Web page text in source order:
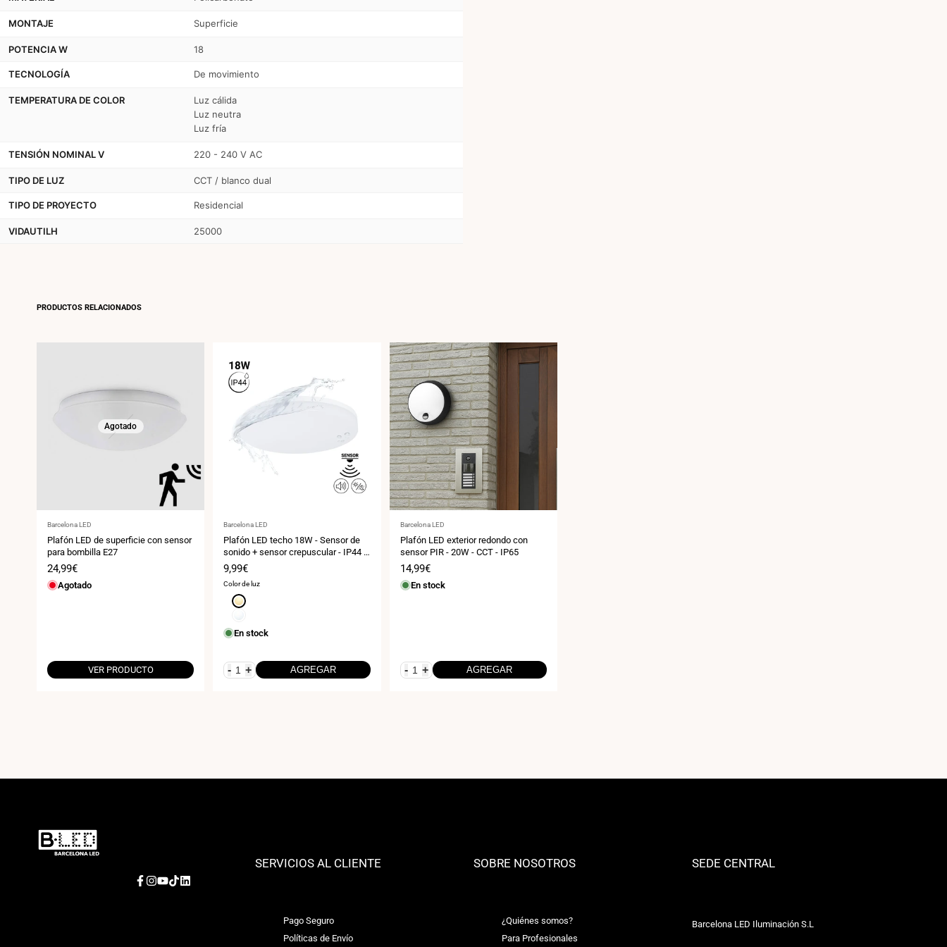
MONTAJE Superficie
POTENCIA W 18
TECNOLOGÍA De movimiento
TEMPERATURA DE COLOR
Luz cálida
Luz neutra
Luz fría
TENSIÓN NOMINAL V 220 - 240 V AC
TIPO DE LUZ CCT / blanco dual
TIPO DE PROYECTO Residencial
VIDAUTILH 25000
PRODUCTOS RELACIONADOS
Agotado
Proveedor:
Barcelona LED
Plafón LED de superficie con sensor
para bombilla E27
Precio
de
venta
24,99€
Agotado
VER PRODUCTO
Proveedor:
Barcelona LED
Plafón LED techo 18W - Sensor de
sonido + sensor crepuscular - IP44 -
Ø26 cm
Precio
de
venta
9,99€
Color de luz
Blanco
4000K
En stock
- + AGREGAR
Proveedor:
Barcelona LED
Plafón LED exterior redondo con
sensor PIR - 20W - CCT - IP65
Precio
de
venta
14,99€
En stock
- + AGREGAR
Facebook
Instagram
YouTube
TikTokLinkedIn
SERVICIOS AL CLIENTE
Pago Seguro
Políticas de Envío
SOBRE NOSOTROS
¿Quiénes somos?
Para Profesionales
SEDE CENTRAL
Barcelona LED Iluminación S.L